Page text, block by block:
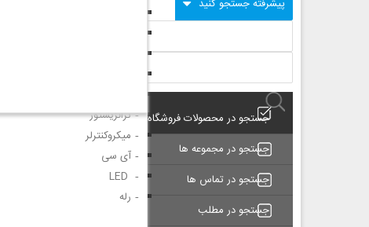
ترانزیستور
میکروکنترلر
آی سی
رله
جستجو در محصولات فروشگاه
جستجو در مجموعه ها
جستجو در تماس ها
جستجو در مطلب